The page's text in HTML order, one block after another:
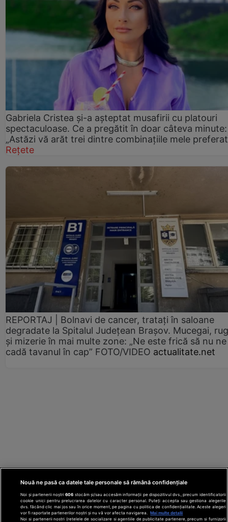
Gabriela Cristea și-a așteptat musafirii cu platouri
spectaculoase. Ce a pregătit în doar câteva minute:
„Astăzi vă arăt trei dintre combinațiile mele
Rețete
REPORTAJ | Bolnavi de cancer, tratați în saloane
degradate la Spitalul Județean Brașov. Mucegai,
și mizerie în mai multe zone: „Ne este frică să nu ne
cadă tavanul în cap” FOTO/VIDEO actualitate.net
Nouă ne pasă ca datele tale personale să rămână confidențiale
Noi și partenerii noștri606 stocăm și/sau accesăm informații pe dispozitivul dvs., precum identificatorii
cookie unici pentru prelucrarea datelor cu caracter personal. Puteți accepta sau gestiona alegerile
dvs. făcând clic mai jos sau în orice moment, pe pagina cu politica de confidențialitate. Aceste alegeri
vor fi raportate partenerilor noștri și nu vă vor afecta navigarea.
Mai multe detalii
Noi si partenerii nostri (retelele de socializare si agentiile de publicitate partenere, precum si furnizorii